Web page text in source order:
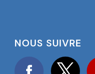
NOUS SUIVRE
Facebook